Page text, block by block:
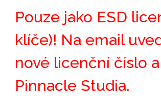
Pouze jako ESD
klíče)! Na email
nové licenční číslo
Pinnacle Studia.